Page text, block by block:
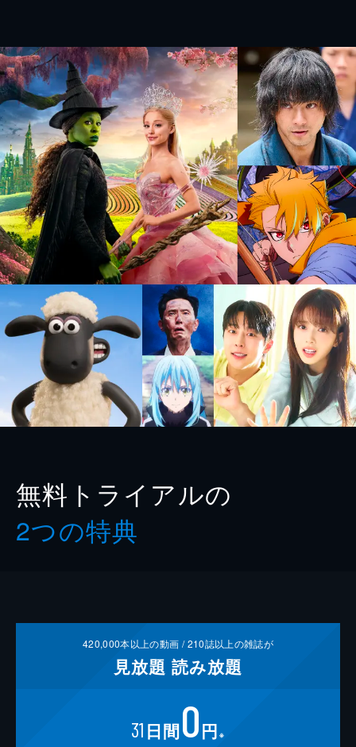
無料トライアルの
2つの特典
420,000本以上の動画 /210誌以上の雑誌が
見放題 読み放題
31 日間0円 ※